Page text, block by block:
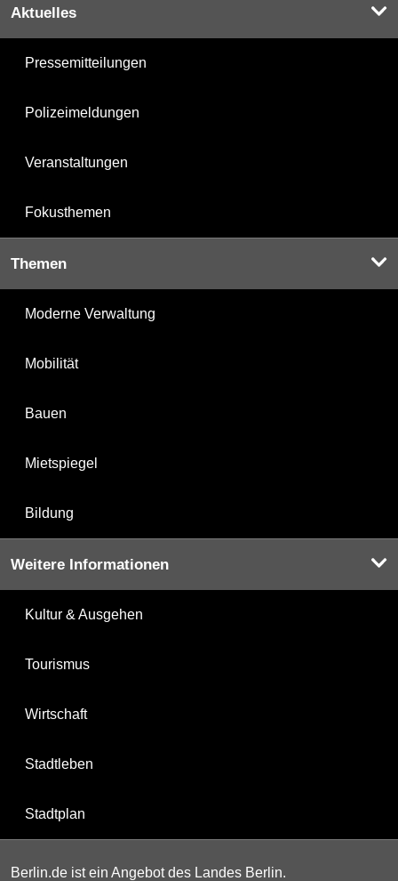
Aktuelles
Pressemitteilungen
Polizeimeldungen
Veranstaltungen
Fokusthemen
Themen
Moderne Verwaltung
Mobilität
Bauen
Mietspiegel
Bildung
Weitere Informationen
Kultur & Ausgehen
Tourismus
Wirtschaft
Stadtleben
Stadtplan
Berlin.de ist ein Angebot des Landes Berlin.